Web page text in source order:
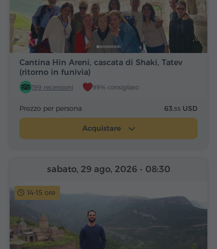
Cantina Hin Areni, cascata di Shaki, Tatev
(ritorno in funivia)
199 recensioni 99% consigliato
Prezzo per persona 63.55 USD
Acquistare
14-15 ore
sabato, 29 ago, 2026 - 08:30